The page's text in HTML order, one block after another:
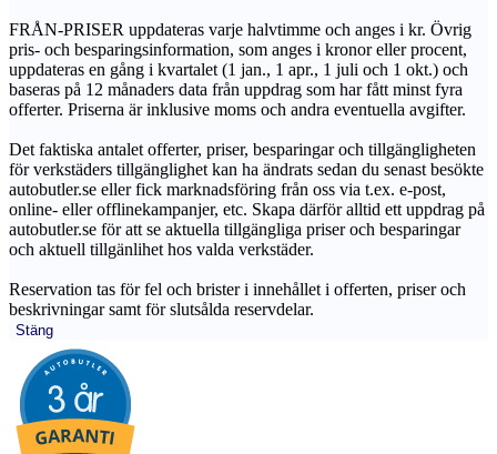
FRÅN-PRISER uppdateras varje halvtimme och anges i kr. Övrig
pris- och besparingsinformation, som anges i kronor eller procent,
uppdateras en gång i kvartalet (1 jan., 1 apr., 1 juli och 1 okt.) och
baseras på 12 månaders data från uppdrag som har fått minst fyra
offerter. Priserna är inklusive moms och andra eventuella avgifter.
Det faktiska antalet offerter, priser, besparingar och tillgängligheten
för verkstäders tillgänglighet kan ha ändrats sedan du senast besökte
autobutler.se eller fick marknadsföring från oss via t.ex. e-post,
online- eller offlinekampanjer, etc. Skapa därför alltid ett uppdrag på
autobutler.se för att se aktuella tillgängliga priser och besparingar
och aktuell tillgänlihet hos valda verkstäder.
Reservation tas för fel och brister i innehållet i offerten, priser och
beskrivningar samt för slutsålda reservdelar.
Stäng